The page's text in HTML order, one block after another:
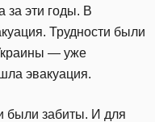
за эти годы. В
Трудности были
— уже
эвакуация.
были забиты. И для